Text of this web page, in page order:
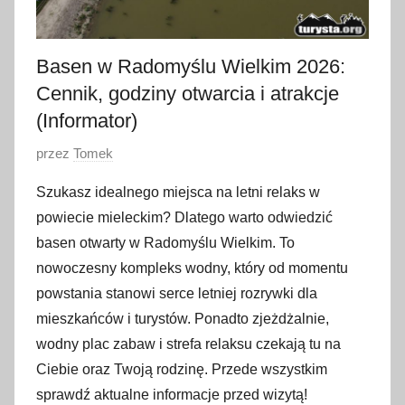
Basen w Radomyślu Wielkim 2026:
Cennik, godziny otwarcia i atrakcje
(Informator)
O
u
b
l
i
k
o
w
a
n
przez Tomek
Szukasz idealnego miejsca na letni relaks w
powiecie mieleckim? Dlatego warto odwiedzić
basen otwarty w Radomyślu Wielkim. To
nowoczesny kompleks wodny, który od momentu
powstania stanowi serce letniej rozrywki dla
mieszkańców i turystów. Ponadto zjeżdżalnie,
wodny plac zabaw i strefa relaksu czekają tu na
Ciebie oraz Twoją rodzinę. Przede wszystkim
sprawdź aktualne informacje przed wizytą!